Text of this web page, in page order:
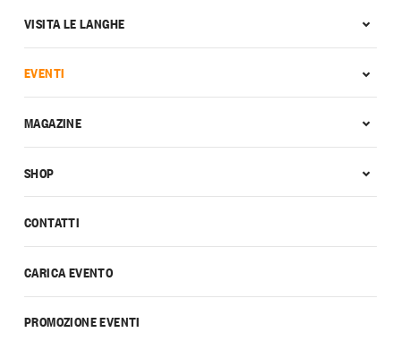
CONTATTI
CARICA EVENTO
PROMOZIONE EVENTI
VISITA LE LANGHE
EVENTI
MAGAZINE
SHOP